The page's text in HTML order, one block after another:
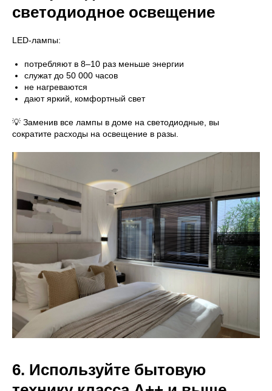
светодиодное освещение
LED-лампы:
потребляют в 8–10 раз меньше энергии
служат до 50 000 часов
не нагреваются
дают яркий, комфортный свет
💡 Заменив все лампы в доме на светодиодные, вы
сократите расходы на освещение в разы.
6. Используйте бытовую